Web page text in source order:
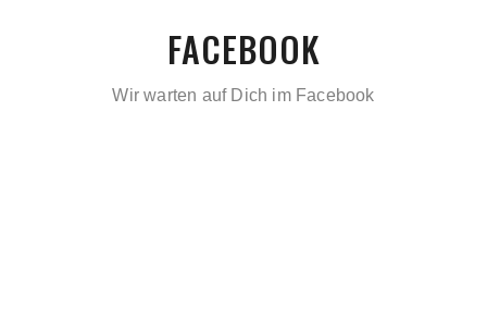
FACEBOOK
Wir warten auf Dich im Facebook